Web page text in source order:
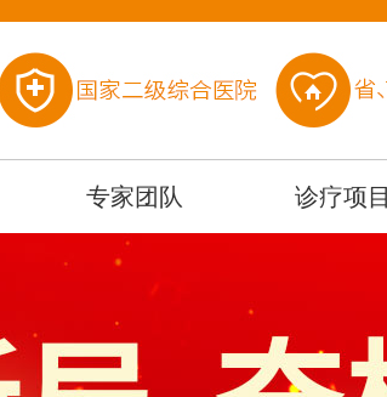
专家团队 诊疗项目